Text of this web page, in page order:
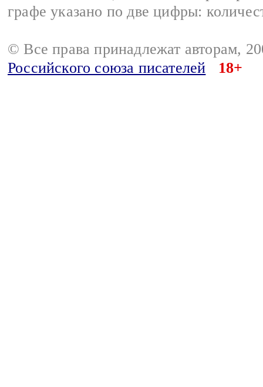
графе указано по две цифры:
© Все права принадлежат авторам,
Российского союза писателей
18+